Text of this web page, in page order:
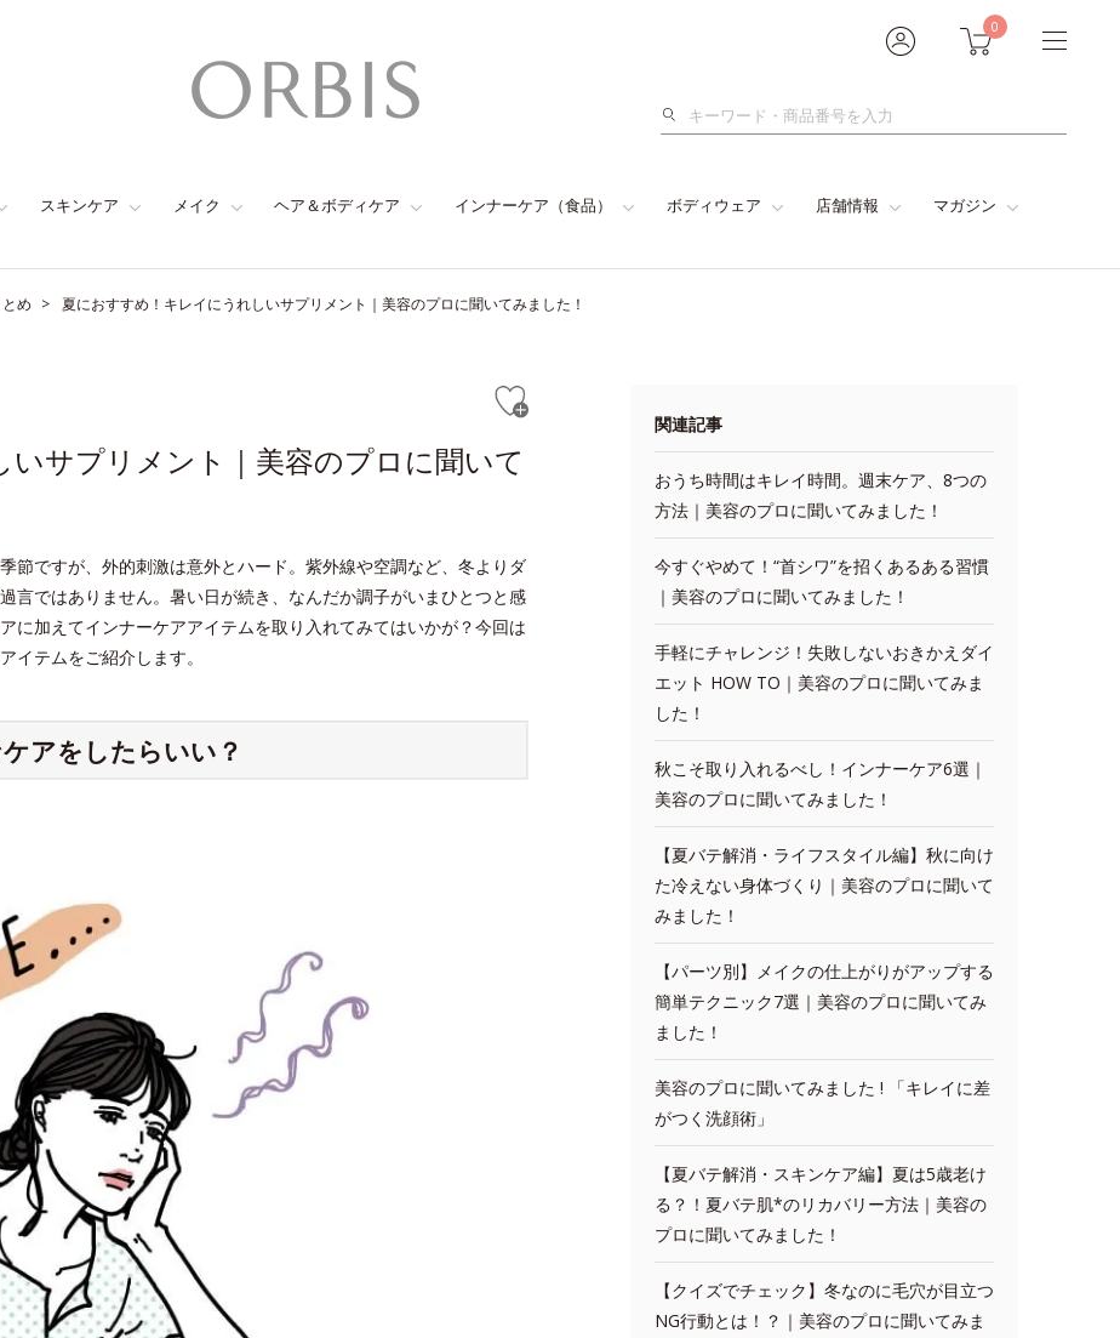
0
検
スキンケア メイク ヘア＆ボディケア インナーケア（食品） ボディウェア 店舗情報 マガジン
め 夏におすすめ！キレイにうれしいサプリメント｜美容のプロに聞いてみました！
サプリメント｜美容のプロに聞いて
節ですが、外的刺激は意外とハード。紫外線や空調など、冬よりダ
言ではありません。暑い日が続き、なんだか調子がいまひとつと感
に加えてインナーケアアイテムを取り入れてみてはいかが？今回は
イテムをご紹介します。
アをしたらいい？
関連記事
おうち時間はキレイ時間。週末ケア、8つの
方法｜美容のプロに聞いてみました！
今すぐやめて！“首シワ”を招くあるある習慣
｜美容のプロに聞いてみました！
手軽にチャレンジ！失敗しないおきかえダイ
エット HOW TO｜美容のプロに聞いてみま
した！
秋こそ取り入れるべし！インナーケア6選｜
美容のプロに聞いてみました！
【夏バテ解消・ライフスタイル編】秋に向け
た冷えない身体づくり｜美容のプロに聞いて
みました！
【パーツ別】メイクの仕上がりがアップする
簡単テクニック7選｜美容のプロに聞いてみ
ました！
美容のプロに聞いてみました ! 「キレイに差
がつく洗顔術」
【夏バテ解消・スキンケア編】夏は5歳老け
る？！夏バテ肌*のリカバリー方法｜美容の
プロに聞いてみました！
【クイズでチェック】冬なのに毛穴が目立つ
NG行動とは！？｜美容のプロに聞いてみま